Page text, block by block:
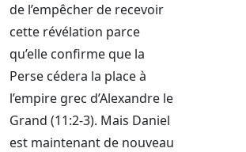
de l’empêcher de recevoir
cette révélation parce
qu’elle confirme que la
Perse cédera la place à
l’empire grec d’Alexandre le
Grand (11:2-3). Mais Daniel
est maintenant de nouveau